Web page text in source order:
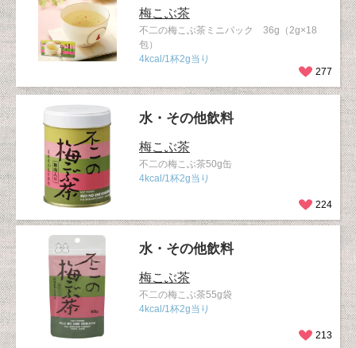
梅こぶ茶
不二の梅こぶ茶ミニパック 36g（2g×18
包）
4kcal/1杯2g当り
277
水・その他飲料
梅こぶ茶
不二の梅こぶ茶50g缶
4kcal/1杯2g当り
224
水・その他飲料
梅こぶ茶
不二の梅こぶ茶55g袋
4kcal/1杯2g当り
213